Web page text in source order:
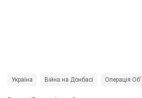
Україна Війна на Донбасі Операція